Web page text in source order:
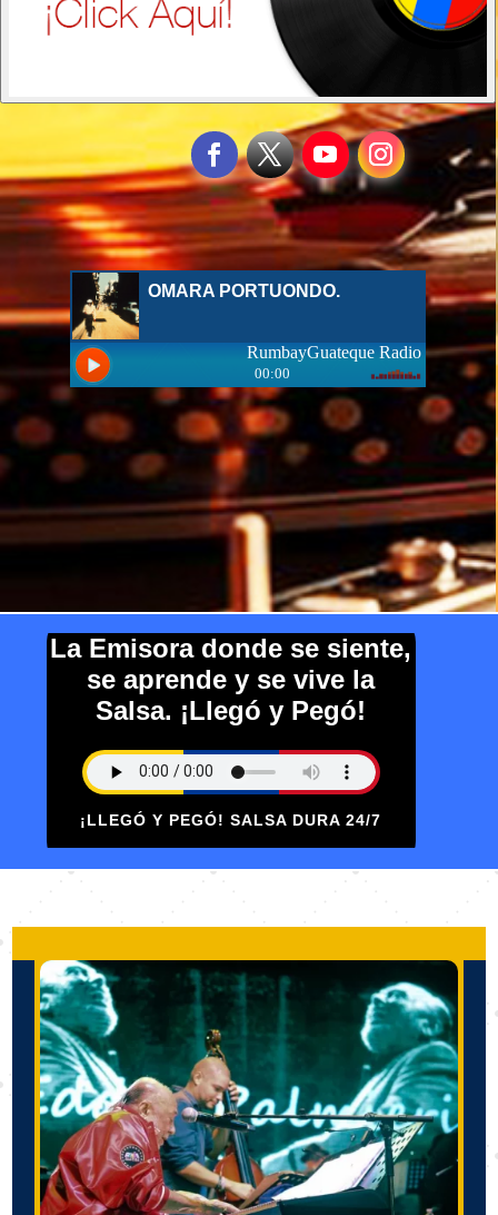
La Emisora donde se siente,
se aprende y se vive la
Salsa. ¡Llegó y Pegó!
¡LLEGÓ Y PEGÓ! SALSA DURA 24/7